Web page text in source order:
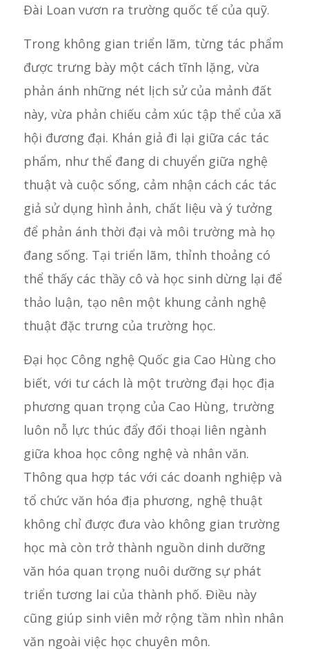
Đài Loan vươn ra trường quốc tế của quỹ.
Trong không gian triển lãm, từng tác phẩm
được trưng bày một cách tĩnh lặng, vừa
phản ánh những nét lịch sử của mảnh đất
này, vừa phản chiếu cảm xúc tập thể của xã
hội đương đại. Khán giả đi lại giữa các tác
phẩm, như thể đang di chuyển giữa nghệ
thuật và cuộc sống, cảm nhận cách các tác
giả sử dụng hình ảnh, chất liệu và ý tưởng
để phản ánh thời đại và môi trường mà họ
đang sống. Tại triển lãm, thỉnh thoảng có
thể thấy các thầy cô và học sinh dừng lại để
thảo luận, tạo nên một khung cảnh nghệ
thuật đặc trưng của trường học.
Đại học Công nghệ Quốc gia Cao Hùng cho
biết, với tư cách là một trường đại học địa
phương quan trọng của Cao Hùng, trường
luôn nỗ lực thúc đẩy đối thoại liên ngành
giữa khoa học công nghệ và nhân văn.
Thông qua hợp tác với các doanh nghiệp và
tổ chức văn hóa địa phương, nghệ thuật
không chỉ được đưa vào không gian trường
học mà còn trở thành nguồn dinh dưỡng
văn hóa quan trọng nuôi dưỡng sự phát
triển tương lai của thành phố. Điều này
cũng giúp sinh viên mở rộng tầm nhìn nhân
văn ngoài việc học chuyên môn.